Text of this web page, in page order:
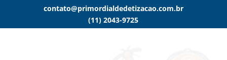
contato@primordialdedetizacao.com.br
(11) 2043-9725